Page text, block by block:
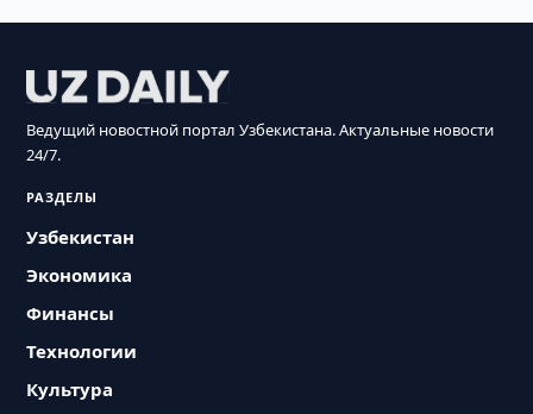
Ведущий новостной портал Узбекистана. Актуальные новости
24/7.
РАЗДЕЛЫ
Узбекистан
Экономика
Финансы
Технологии
Культура